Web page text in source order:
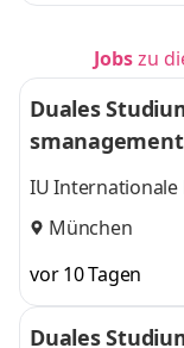
Jobszu
Duales
l
IU Internationale
München
vor 10 Tagen
Duales